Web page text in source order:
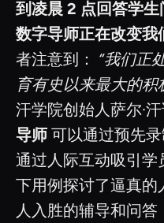
到凌晨 2 点回答学
数字导师正在改变我
者注意到： “我们正
育有史以来最大的
汗学院创始人萨尔·
导师 可以通过预先
通过人际互动吸引学
下用例探讨了逼真的
人入胜的辅导和问